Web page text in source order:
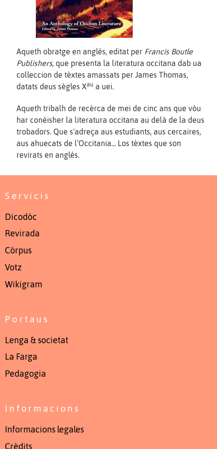
Aqueth obratge en anglés, editat per Francis Boutle
Publishers, que presenta la literatura occitana dab ua
colleccion de tèxtes amassats per James Thomas,
datats deus sègles Xau a uei.
Aqueth tribalh de recèrca de mei de cinc ans que vòu
har conéisher la literatura occitana au delà de la deus
trobadors. Que s'adreça aus estudiants, aus cercaires,
aus ahuecats de l’Occitania... Los tèxtes que son
revirats en anglés.
Servicis
Dicodòc
Revirada
Còrpus
Votz
Wikigram
Portaus
Lenga & societat
La Farga
Pedagogia
Informacions
Informacions legales
Crèdits